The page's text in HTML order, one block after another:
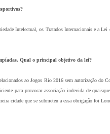
Intelectual, os Tratados Internacionais
Qual o principal objetivo da lei?
ao Jogos Rio 2016 sem autorização do
para provocar associação indevida de
cidade que se submeteu a essa obrigação foi